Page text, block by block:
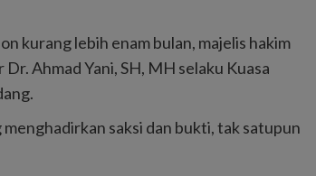
kurang lebih enam bulan, majelis hakim
Ahmad Yani, SH, MH selaku Kuasa
saksi dan bukti, tak satupun